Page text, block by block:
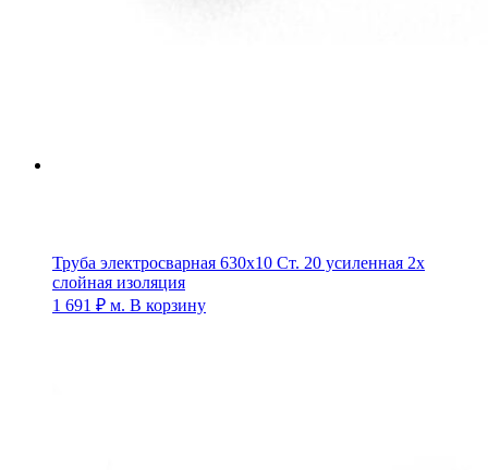
Труба электросварная 630х10 Ст. 20 усиленная 2х
слойная изоляция
1 691 ₽ м. В корзину